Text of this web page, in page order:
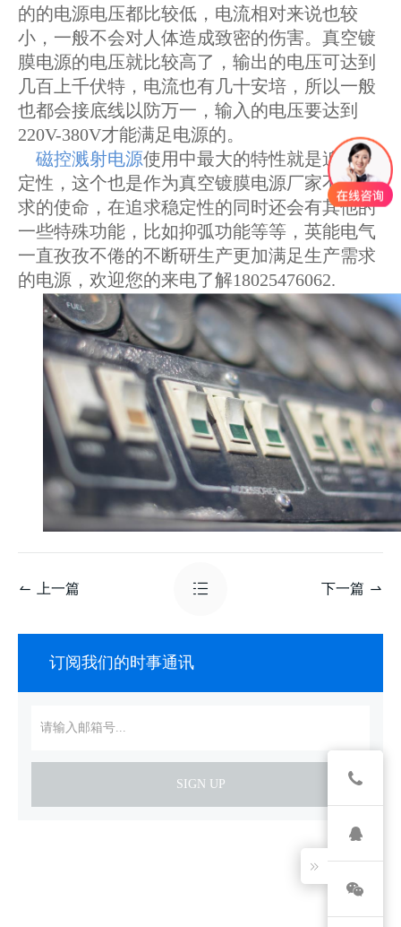
的的电源电压都比较低，电流相对来说也较
小，一般不会对人体造成致密的伤害。真空镀
膜电源的电压就比较高了，输出的电压可达到
几百上千伏特，电流也有几十安培，所以一般
也都会接底线以防万一，输入的电压要达到
220V-380V才能满足电源的。
磁控溅射电源使用中最大的特性就是追求稳
定性，这个也是作为真空镀膜电源厂家不断追
求的使命，在追求稳定性的同时还会有其他的
一些特殊功能，比如抑弧功能等等，英能电气
一直孜孜不倦的不断研生产更加满足生产需求
的电源，欢迎您的来电了解18025476062.
上一篇 下一篇
订阅我们的时事通讯
SIGN UP